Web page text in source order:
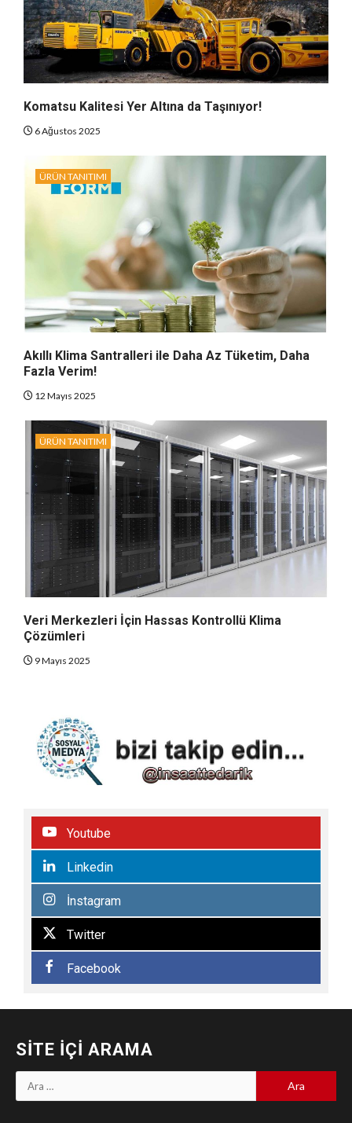
Komatsu Kalitesi Yer Altına da Taşınıyor!
6 Ağustos 2025
ÜRÜN TANITIMI
Akıllı Klima Santralleri ile Daha Az Tüketim, Daha
Fazla Verim!
12 Mayıs 2025
ÜRÜN TANITIMI
Veri Merkezleri İçin Hassas Kontrollü Klima
Çözümleri
9 Mayıs 2025
Youtube
Linkedin
İnstagram
Twitter
Facebook
SITE İÇI ARAMA
Arama: